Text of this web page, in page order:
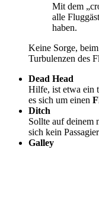
Mit dem
alle
haben.
Keine Sorge,
Turbulenzen des
Dead Head
Hilfe, ist etwa ein
es sich um einen
Ditch
Sollte auf deinem
sich kein
Galley